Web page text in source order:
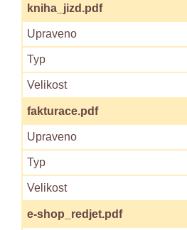
kniha_jizd.pdf
fakturace.pdf
e-shop_redjet.pdf